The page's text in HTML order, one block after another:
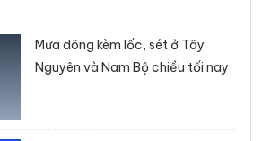
Mưa dông kèm lốc, sét ở Tây
Nguyên và Nam Bộ chiều tối nay